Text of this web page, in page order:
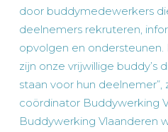
door buddymedewerkers
deelnemers rekruteren,
opvolgen en
zijn onze vrijwillige buddy’s
staan voor hun
coördinator Buddywerking
Buddywerking Vlaanderen